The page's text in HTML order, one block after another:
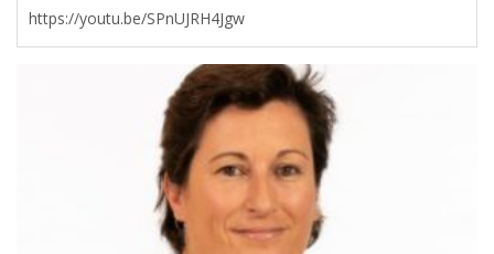
https://youtu.be/SPnUJRH4Jgw